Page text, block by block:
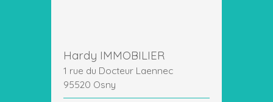
Hardy IMMOBILIER
1 rue du Docteur Laennec
95520 Osny